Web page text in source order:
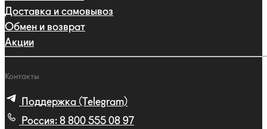
Доставка и самовывоз
Обмен и возврат
Акции
Контакты
Поддержка (Telegram)
Россия: 8 800 555 08 97